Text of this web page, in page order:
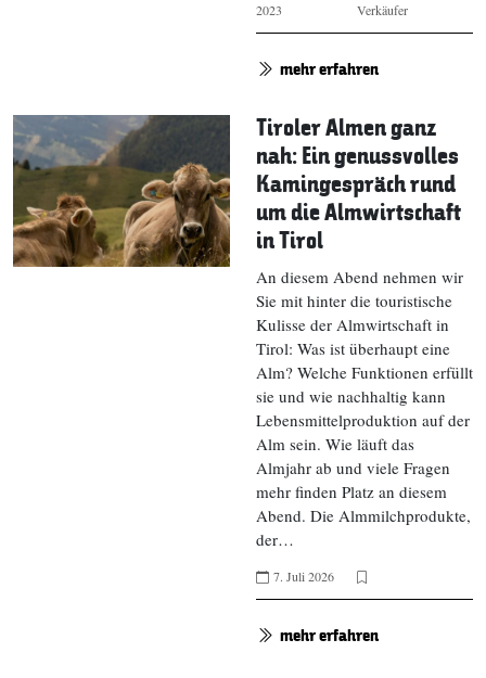
2023
Verkäufer
mehr erfahren
Tiroler Almen ganz
nah: Ein genussvolles
Kamingespräch rund
um die Almwirtschaft
in Tirol
An diesem Abend nehmen wir
Sie mit hinter die touristische
Kulisse der Almwirtschaft in
Tirol: Was ist überhaupt eine
Alm? Welche Funktionen erfüllt
sie und wie nachhaltig kann
Lebensmittelproduktion auf der
Alm sein. Wie läuft das
Almjahr ab und viele Fragen
mehr finden Platz an diesem
Abend. Die Almmilchprodukte,
der…
7. Juli 2026
mehr erfahren